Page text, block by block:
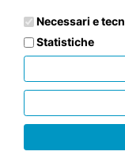
Necessari e
Statistiche